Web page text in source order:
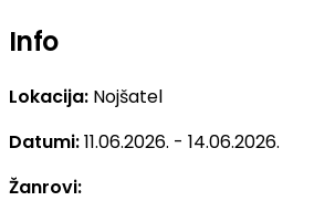
Info
Lokacija: Nojšatel
Datumi:11.06.2026. - 14.06.2026.
Žanrovi: